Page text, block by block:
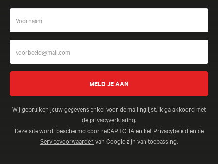
Wij gebruiken jouw gegevens enkel voor de mailinglijst. Ik ga akkoord met
de privacyverklaring.
Deze site wordt beschermd door reCAPTCHA en het Privacybeleid en de
Servicevoorwaarden van Google zijn van toepassing.